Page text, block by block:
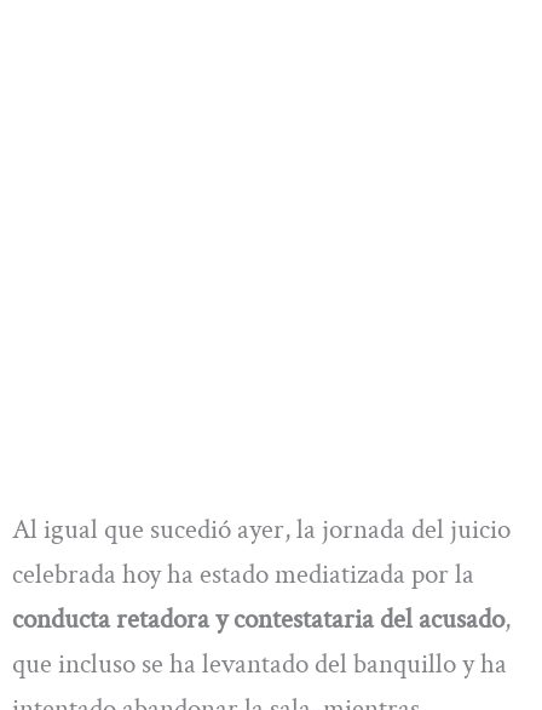
Al igual que sucedió ayer, la jornada del juicio
celebrada hoy ha estado mediatizada por la
conducta retadora y contestataria del acusado,
que incluso se ha levantado del banquillo y ha